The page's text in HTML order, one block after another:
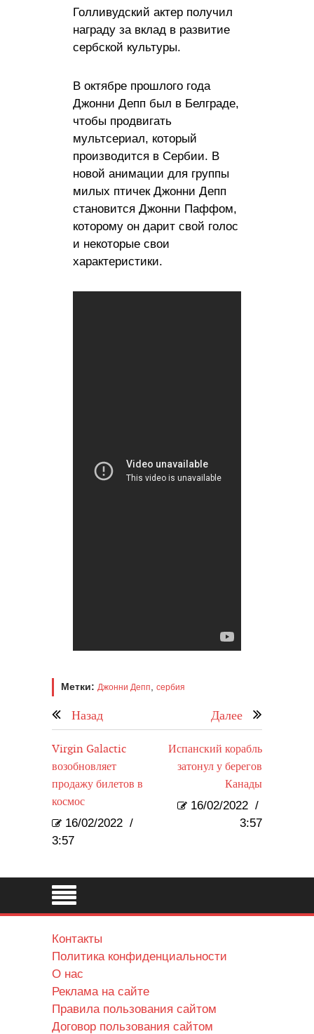
Голливудский актер получил
награду за вклад в развитие
сербской культуры.
В октябре прошлого года
Джонни Депп был в Белграде,
чтобы продвигать
мультсериал, который
производится в Сербии. В
новой анимации для группы
милых птичек Джонни Депп
становится Джонни Паффом,
которому он дарит свой голос
и некоторые свои
характеристики.
Метки: Джонни Депп сербия
Назад Далее
Virgin Galactic
возобновляет
продажу билетов в
космос
16/02/2022 /
3:57
Испанский корабль
затонул у берегов
Канады
16/02/2022 /
3:57
Контакты
Политика конфиденциальности
О нас
Реклама на сайте
Правила пользования сайтом
Договор пользования сайтом